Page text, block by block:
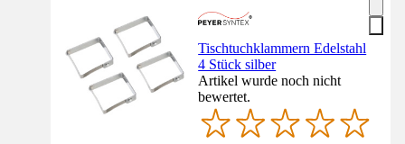
Tischtuchklammern Edelstahl
4 Stück silber
Artikel wurde noch nicht
bewertet.